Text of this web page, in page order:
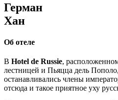
Герман
Хан
Об отеле
В Hotel de Russie,
лестницей и Пьяцца дель
останавливались члены
отсюда и такое приятное уху